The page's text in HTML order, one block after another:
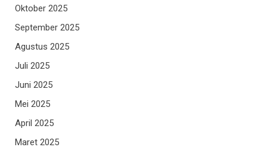
Oktober 2025
September 2025
Agustus 2025
Juli 2025
Juni 2025
Mei 2025
April 2025
Maret 2025